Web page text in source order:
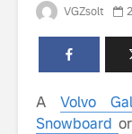
VGZsolt
A Volvo
Snowboard